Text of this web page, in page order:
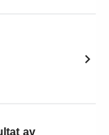
av